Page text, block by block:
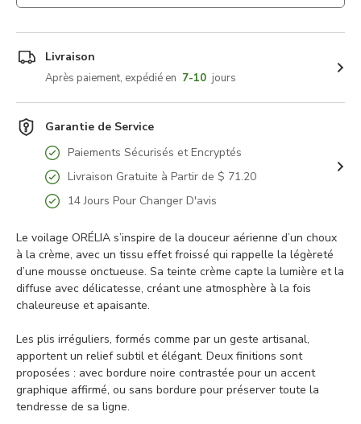
Livraison
Après paiement, expédié en 7-10 jours
Garantie de Service
Paiements Sécurisés et Encryptés
Livraison Gratuite à Partir de $ 71.20
14 Jours Pour Changer D'avis
Le voilage ORÉLIA s’inspire de la douceur aérienne d’un choux
à la crème, avec un tissu effet froissé qui rappelle la légèreté
d’une mousse onctueuse. Sa teinte crème capte la lumière et la
diffuse avec délicatesse, créant une atmosphère à la fois
chaleureuse et apaisante.
Les plis irréguliers, formés comme par un geste artisanal,
apportent un relief subtil et élégant. Deux finitions sont
proposées : avec bordure noire contrastée pour un accent
graphique affirmé, ou sans bordure pour préserver toute la
tendresse de sa ligne.